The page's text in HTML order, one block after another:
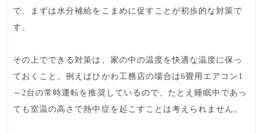
で、まずは水分補給をこまめに促すことが初歩的な対策で
す。
その上でできる対策は、家の中の温度を快適な温度に保っ
ておく こと。例えばひかわ工務店の場合は6畳用エアコン1
～2台の常時運転を推奨しているので、たとえ睡眠中であっ
ても室温の高さで熱中症を起こすことは考えられません。